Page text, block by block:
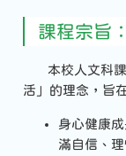
課程宗旨：
本校人文科課
活」的理念，旨
身心健康
滿自信、